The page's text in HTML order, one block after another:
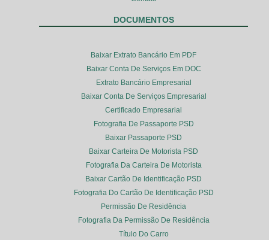
DOCUMENTOS
Baixar Extrato Bancário Em PDF
Baixar Conta De Serviços Em DOC
Extrato Bancário Empresarial
Baixar Conta De Serviços Empresarial
Certificado Empresarial
Fotografia De Passaporte PSD
Baixar Passaporte PSD
Baixar Carteira De Motorista PSD
Fotografia Da Carteira De Motorista
Baixar Cartão De Identificação PSD
Fotografia Do Cartão De Identificação PSD
Permissão De Residência
Fotografia Da Permissão De Residência
Título Do Carro